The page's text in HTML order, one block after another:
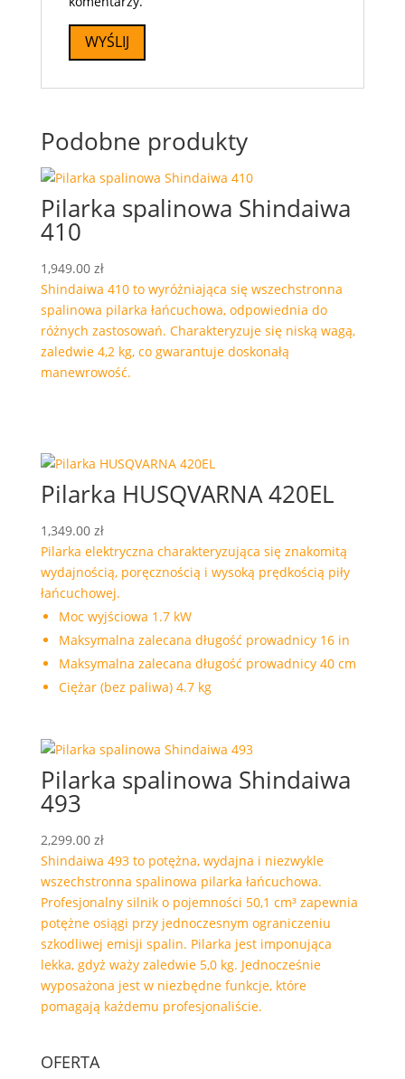
Podobne produkty
Pilarka spalinowa Shindaiwa
410
1,949.00 zł
Shindaiwa 410 to wyróżniająca się wszechstronna
spalinowa pilarka łańcuchowa, odpowiednia do
różnych zastosowań. Charakteryzuje się niską wagą,
zaledwie 4,2 kg, co gwarantuje doskonałą
manewrowość.
Pilarka HUSQVARNA 420EL
1,349.00 zł
Pilarka elektryczna charakteryzująca się znakomitą
wydajnością, poręcznością i wysoką prędkością piły
łańcuchowej.
Moc wyjściowa 1.7 kW
Maksymalna zalecana długość prowadnicy 16 in
Maksymalna zalecana długość prowadnicy 40 cm
Ciężar (bez paliwa) 4.7 kg
Pilarka spalinowa Shindaiwa
493
2,299.00 zł
Shindaiwa 493 to potężna, wydajna i niezwykle
wszechstronna spalinowa pilarka łańcuchowa.
Profesjonalny silnik o pojemności 50,1 cm³ zapewnia
potężne osiągi przy jednoczesnym ograniczeniu
szkodliwej emisji spalin. Pilarka jest imponująca
lekka, gdyż waży zaledwie 5,0 kg. Jednocześnie
wyposażona jest w niezbędne funkcje, które
pomagają każdemu profesjonaliście.
OFERTA